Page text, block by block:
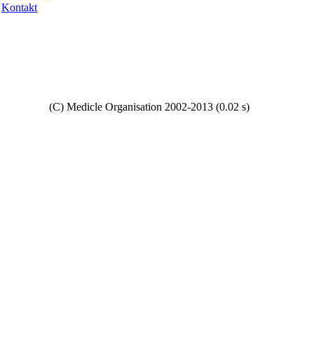
Kontakt
(C) Medicle Organisation 2002-2013 (0.02 s)